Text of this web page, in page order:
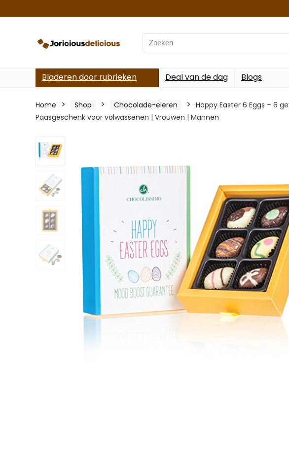
Search
for:
Bladeren door rubrieken Deal van de dag Blogs
Home Shop Chocolade-eieren
Happy Easter 6 Eggs – 6
Paasgeschenk voor volwassenen | Vrouwen | Mannen